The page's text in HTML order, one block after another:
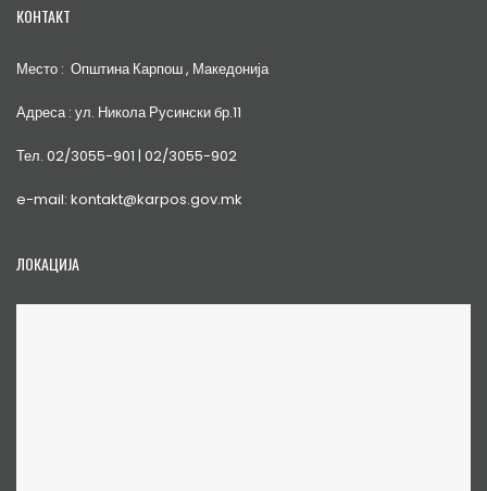
КОНТАКТ
Место : Општина Карпош , Македонија
Адреса : ул. Никола Русински бр.11
Тел. 02/3055-901 | 02/3055-902
e-mail: kontakt@karpos.gov.mk
ЛОКАЦИЈА